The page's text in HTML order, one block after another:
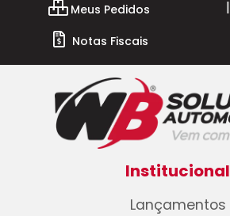
Meus Pedidos
Notas Fiscais
Institucional
Lançamentos